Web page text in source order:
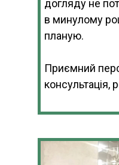
догляду не
в минулому
планую.
Приємний